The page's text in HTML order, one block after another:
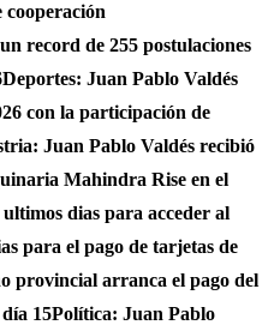
cooperación
record de 255 postulaciones
Deportes: Juan Pablo Valdés
con la participación de
Juan Pablo Valdés recibió
Mahindra Rise en el
ultimos dias para acceder al
para el pago de tarjetas de
provincial arranca el pago del
15Política: Juan Pablo